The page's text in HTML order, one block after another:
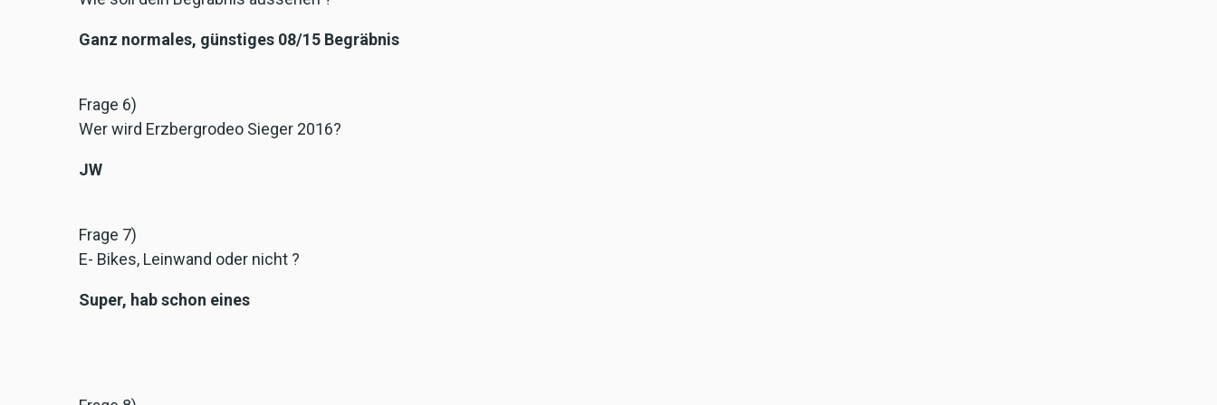
Ganz normales, günstiges 08/15 Begräbnis
Frage 6)
Wer wird Erzbergrodeo Sieger 2016?
JW
Frage 7)
E- Bikes, Leinwand oder nicht ?
Super, hab schon eines